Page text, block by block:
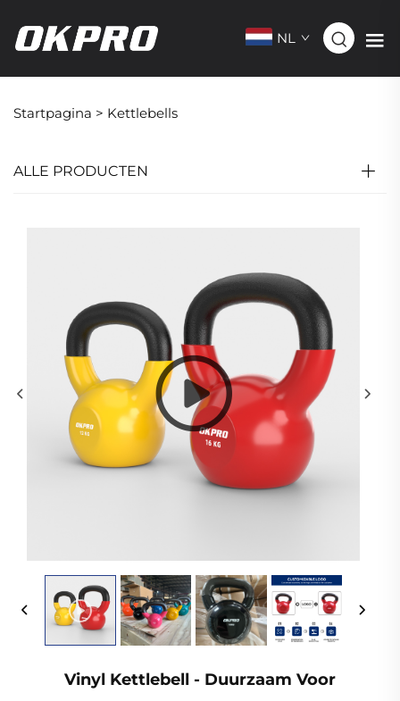
NL
Startpagina > Kettlebells
ALLE PRODUCTEN
Vinyl Kettlebell - Duurzaam Voor